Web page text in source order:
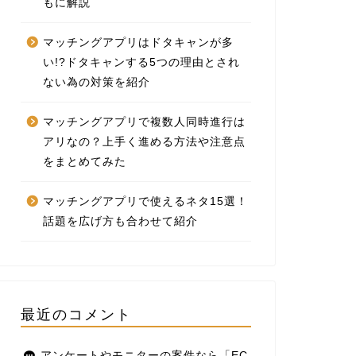
もに解説
マッチングアプリはドタキャンが多
い!?ドタキャンする5つの理由とされ
ない為の対策を紹介
マッチングアプリで複数人同時進行は
アリなの？上手く進める方法や注意点
をまとめてみた
マッチングアプリで使えるネタ15選！
話題を広げ方も合わせて紹介
最近のコメント